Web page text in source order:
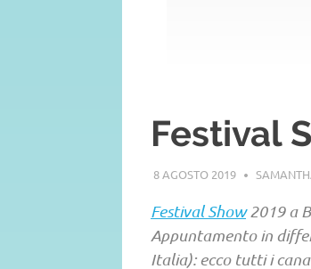
Festival
8 AGOSTO 2019
Festival Show2019 a
Appuntamento in
Italia): ecco tutti i